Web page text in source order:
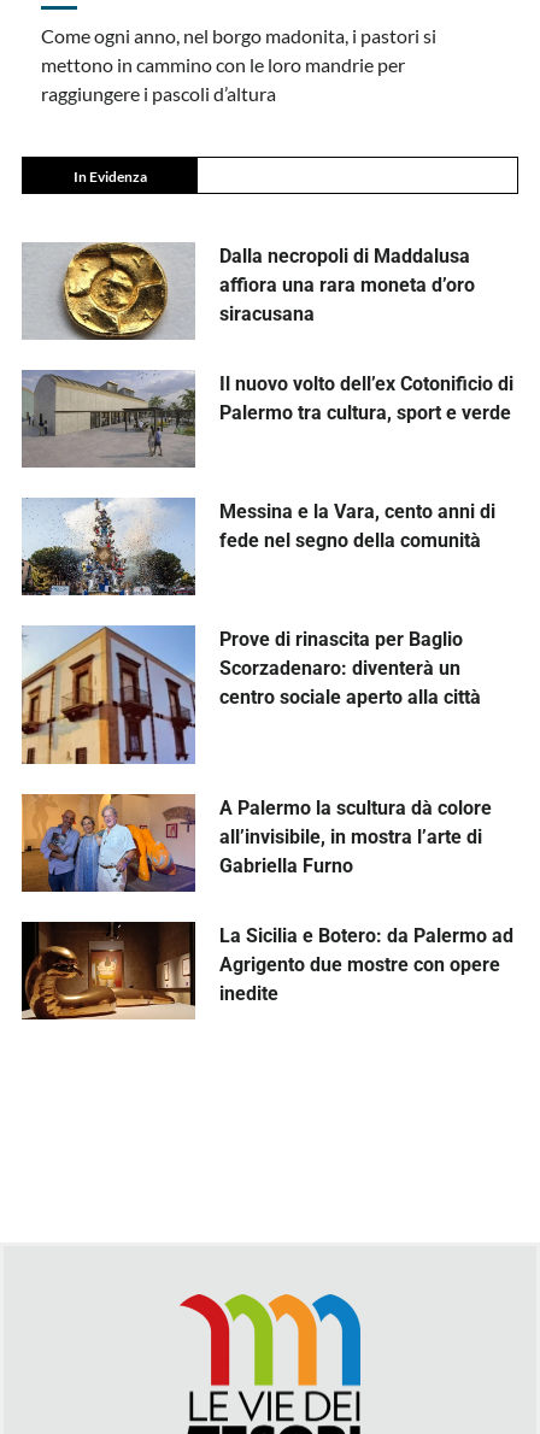
Come ogni anno, nel borgo madonita, i pastori si
mettono in cammino con le loro mandrie per
raggiungere i pascoli d’altura
In Evidenza
Dalla necropoli di Maddalusa
affiora una rara moneta d’oro
siracusana
Il nuovo volto dell’ex Cotonificio di
Palermo tra cultura, sport e verde
Messina e la Vara, cento anni di
fede nel segno della comunità
Prove di rinascita per Baglio
Scorzadenaro: diventerà un
centro sociale aperto alla città
A Palermo la scultura dà colore
all’invisibile, in mostra l’arte di
Gabriella Furno
La Sicilia e Botero: da Palermo ad
Agrigento due mostre con opere
inedite